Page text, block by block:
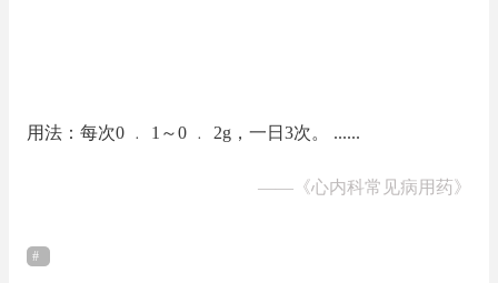
用法：每次0 ﹒ 1～0 ﹒ 2g，一日3次。 ......
—— 《心内科常见病用药》